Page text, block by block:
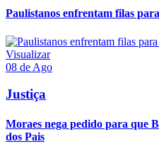
Paulistanos enfrentam filas
Visualizar
08 de Ago
Justiça
Moraes nega pedido para que
dos Pais